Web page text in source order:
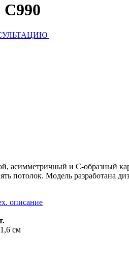
асимметричный и C-образный
потолок. Модель разработана
описание
см